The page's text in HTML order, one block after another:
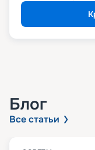
Блог
Все статьи